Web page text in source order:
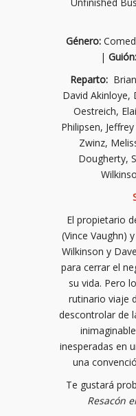
Género:
| Guión:
Reparto:
David Akinloye,
Oestreich,
Philipsen,
Zwinz,
Dougherty,
El propietario
(Vince Vaughn)
Wilkinson y
para cerrar el
su vida. Pero
rutinario viaje
descontrolar de
inesperadas en
una
Te gustará
Resacón